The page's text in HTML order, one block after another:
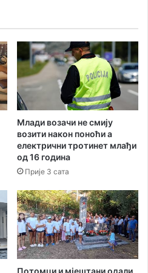
Млади возачи не смију
возити након поноћи а
електрични тротинет млађи
од 16 година
Прије 3 сата
Потомци и мјештани одали